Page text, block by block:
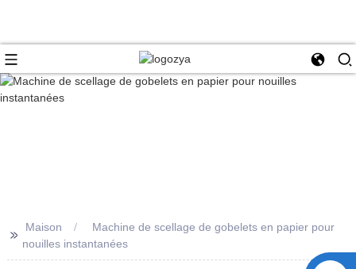
>>
Maison
Machine de scellage de gobelets en papier pour
nouilles instantanées